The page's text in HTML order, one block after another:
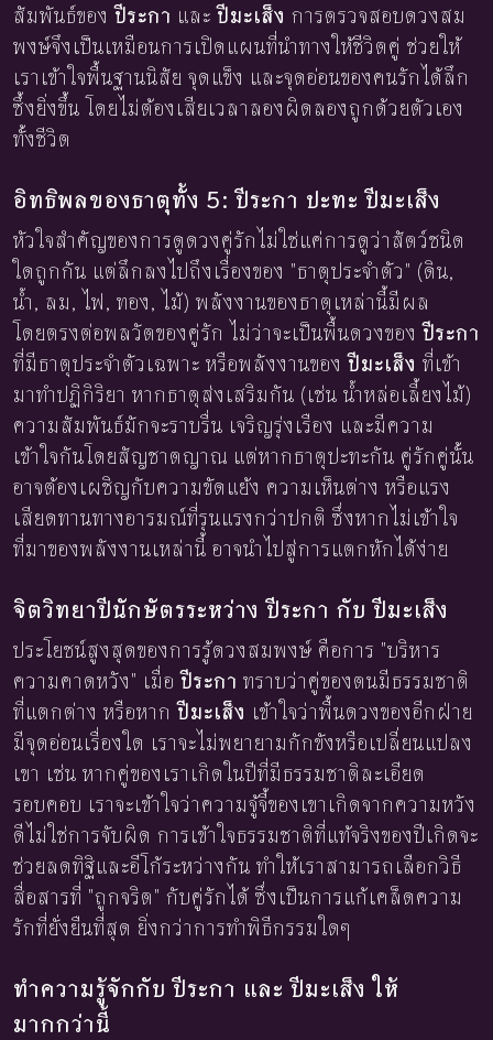
สัมพันธ์ของปีระกา และปีมะเส็ง การตรวจสอบดวงสม
พงษ์จึงเป็นเหมือนการเปิดแผนที่นำทางให้ชีวิตคู่ ช่วยให้
เราเข้าใจพื้นฐานนิสัย จุดแข็ง และจุดอ่อนของคนรักได้ลึก
ซึ้งยิ่งขึ้น โดยไม่ต้องเสียเวลาลองผิดลองถูกด้วยตัวเอง
ทั้งชีวิต
อิทธิพลของธาตุทั้ง 5: ปีระกา ปะทะ ปีมะเส็ง
หัวใจสำคัญของการดูดวงคู่รักไม่ใช่แค่การดูว่าสัตว์ชนิด
ใดถูกกัน แต่ลึกลงไปถึงเรื่องของ "ธาตุประจำตัว" (ดิน,
น้ำ, ลม, ไฟ, ทอง, ไม้) พลังงานของธาตุเหล่านี้มีผล
โดยตรงต่อพลวัตของคู่รัก ไม่ว่าจะเป็นพื้นดวงของปีระกา
ที่มีธาตุประจำตัวเฉพาะ หรือพลังงานของปีมะเส็ง ที่เข้า
มาทำปฏิกิริยา หากธาตุส่งเสริมกัน (เช่น น้ำหล่อเลี้ยงไม้)
ความสัมพันธ์มักจะราบรื่น เจริญรุ่งเรือง และมีความ
เข้าใจกันโดยสัญชาตญาณ แต่หากธาตุปะทะกัน คู่รักคู่นั้น
อาจต้องเผชิญกับความขัดแย้ง ความเห็นต่าง หรือแรง
เสียดทานทางอารมณ์ที่รุนแรงกว่าปกติ ซึ่งหากไม่เข้าใจ
ที่มาของพลังงานเหล่านี้ อาจนำไปสู่การแตกหักได้ง่าย
จิตวิทยาปีนักษัตรระหว่าง ปีระกา กับ ปีมะเส็ง
ประโยชน์สูงสุดของการรู้ดวงสมพงษ์ คือการ "บริหาร
ความคาดหวัง" เมื่อปีระกา ทราบว่าคู่ของตนมีธรรมชาติ
ที่แตกต่าง หรือหากปีมะเส็ง เข้าใจว่าพื้นดวงของอีกฝ่าย
มีจุดอ่อนเรื่องใด เราจะไม่พยายามกักขังหรือเปลี่ยนแปลง
เขา เช่น หากคู่ของเราเกิดในปีที่มีธรรมชาติละเอียด
รอบคอบ เราจะเข้าใจว่าความจู้จี้ของเขาเกิดจากความหวัง
ดีไม่ใช่การจับผิด การเข้าใจธรรมชาติที่แท้จริงของปีเกิดจะ
ช่วยลดทิฐิและอีโก้ระหว่างกัน ทำให้เราสามารถเลือกวิธี
สื่อสารที่ "ถูกจริต" กับคู่รักได้ ซึ่งเป็นการแก้เคล็ดความ
รักที่ยั่งยืนที่สุด ยิ่งกว่าการทำพิธีกรรมใดๆ
ทำความรู้จักกับ ปีระกา และ ปีมะเส็ง ให้
มากกว่านี้